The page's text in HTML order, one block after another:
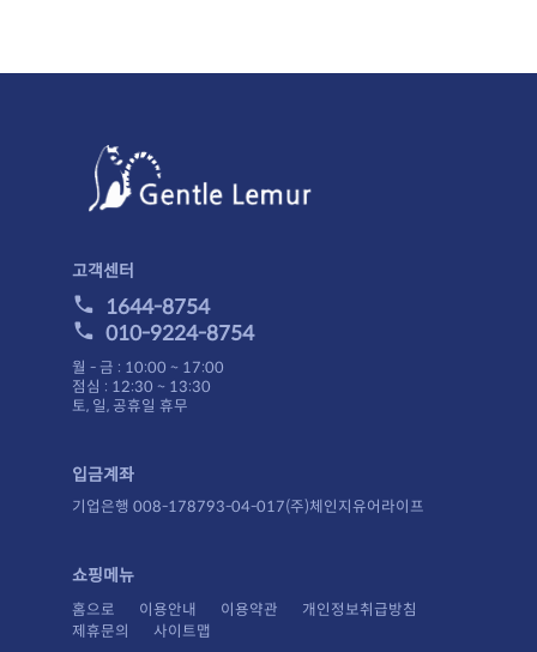
고객센터
1644-8754
010-9224-8754
월 - 금 : 10:00 ~ 17:00
점심 : 12:30 ~ 13:30
토, 일, 공휴일 휴무
입금계좌
기업은행 008-178793-04-017(주)체인지유어라이프
쇼핑메뉴
홈으로 이용안내 이용약관
개인정보취급방침
제휴문의
사이트맵